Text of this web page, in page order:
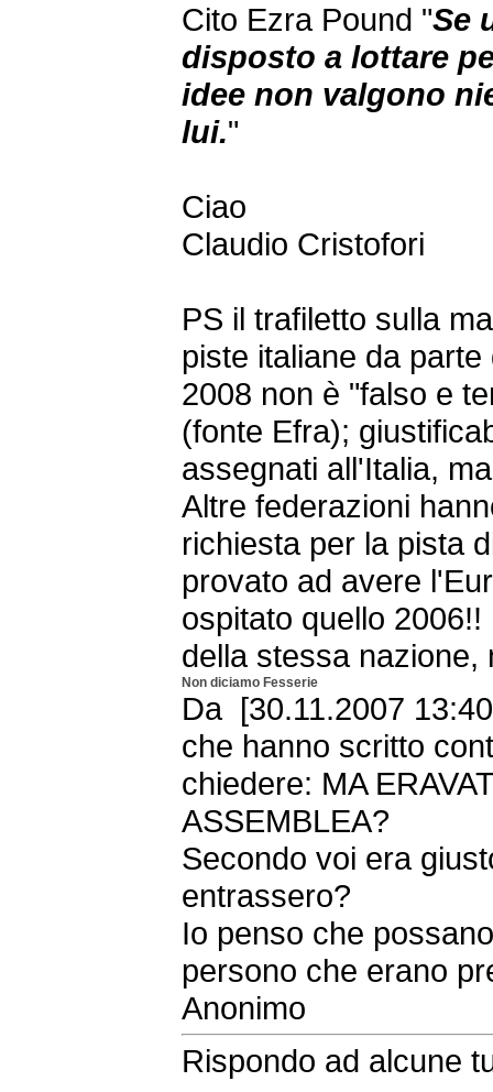
Cito Ezra Pound "Se
disposto a lottare
idee non valgono
lui."
Ciao
Claudio Cristofori
PS il trafiletto sulla
piste italiane da
2008 non è "falso e
(fonte Efra);
assegnati all'Italia,
Altre federazioni
richiesta per la pista
provato ad avere
ospitato quello
della stessa nazione,
Non diciamo Fesserie
Da [30.11.2007
che hanno scritto
chiedere: MA
ASSEMBLEA?
Secondo voi era
entrassero?
Io penso che
persono che erano
Anonimo
Rispondo ad alcune